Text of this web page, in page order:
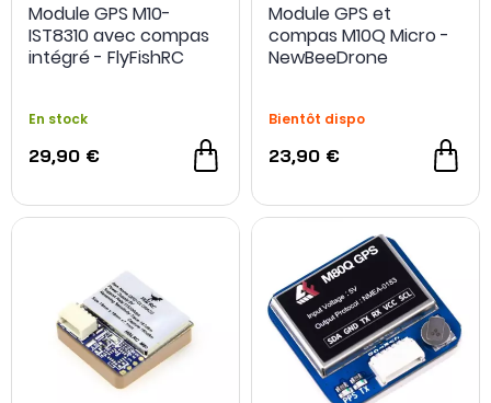
Module GPS M10-
IST8310 avec compas
intégré - FlyFishRC
En stock
29,90 €
Module GPS et
compas M10Q Micro -
NewBeeDrone
Bientôt dispo
23,90 €